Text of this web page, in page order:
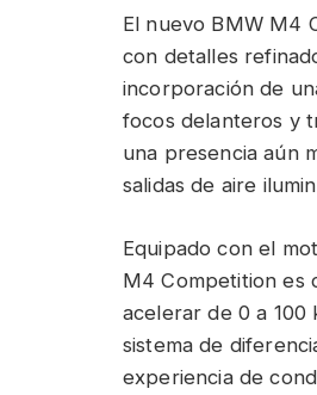
El nuevo BMW M4
con detalles
incorporación de
focos delanteros y
una presencia aún
salidas de aire
Equipado con el
M4 Competition es
acelerar de 0 a 100
sistema de
experiencia de